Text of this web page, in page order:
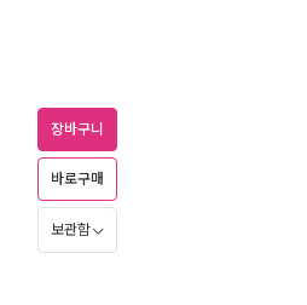
장바구니
바로구매
보관함